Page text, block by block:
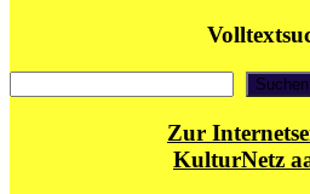
Suchen
Zur
KulturNetz